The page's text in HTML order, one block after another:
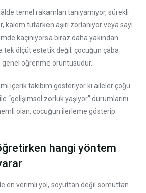
temel rakamları tanıyamıyor, sürekli
kalem tutarken aşırı zorlanıyor veya sayı
kaçınıyorsa biraz daha yakından
tek ölçüt estetik değil; çocuğun çaba
öğrenme örüntüsüdür.
içerik takibim gösteriyor ki aileler çoğu
“gelişimsel zorluk yaşıyor” durumlarını
olan, çocuğun ilerleme gösterip
hangi yöntem
en verimli yol, soyuttan değil somuttan